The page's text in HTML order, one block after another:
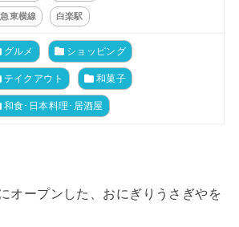
東横線 白楽駅
グルメ ショッピング
テイクアウト 和菓子
和食･日本料理･居酒屋
オープンした、おにぎりうさぎやを